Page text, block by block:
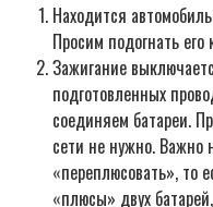
Находится
Просим подогнать
Зажигание
подготовленных
соединяем батареи.
сети не нужно. Важно
«переплюсовать», то
«плюсы» двух